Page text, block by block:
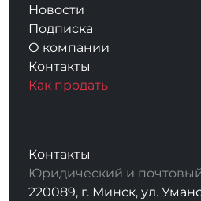
Новости
Подписка
О компании
Контакты
Как продать
Контакты
Юридический и
220089, г. Минск, ул.